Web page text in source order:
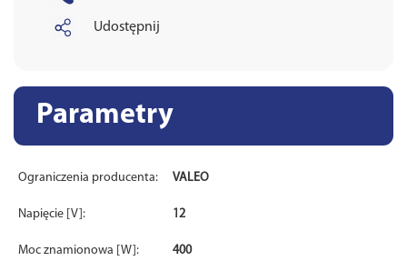
Udostępnij
Parametry
Ograniczenia producenta: VALEO
Napięcie [V]: 12
Moc znamionowa [W]: 400